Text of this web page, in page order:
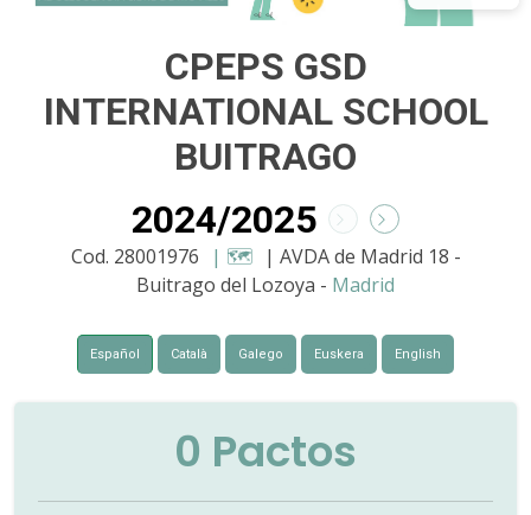
CPEPS GSD
INTERNATIONAL SCHOOL
BUITRAGO
2024/2025
Cod. 28001976 | 🗺️ | AVDA de Madrid 18 -
Buitrago del Lozoya - Madrid
Español Català Galego Euskera English
0 Pactos